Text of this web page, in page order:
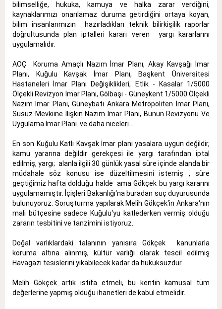
bilimselliğe, hukuka, kamuya ve halka zarar verdiğini,
kaynaklarımızı onarılamaz duruma getirdiğini ortaya koyan,
bilim insanlarımızın hazırladıkları teknik bilirkişilik raporlar
doğrultusunda plan iptalleri kararı veren yargı kararlarını
uygulamalıdır.
AOÇ Koruma Amaçlı Nazım İmar Planı, Akay Kavşağı İmar
Planı, Kuğulu Kavşak İmar Planı, Başkent Üniversitesi
Hastaneleri İmar Planı Değişiklikleri, Etlik - Kasalar 1/5000
Ölçekli Revizyon İmar Planı, Gölbaşı - Güneykent 1/5000 Ölçekli
Nazım İmar Planı, Güneybatı Ankara Metropoliten İmar Planı,
Susuz Mevkiine İlişkin Nazım İmar Planı, Bunun Revizyonu Ve
Uygulama İmar Planı ve daha niceleri...
En son Kuğulu Katlı Kavşak İmar planı yasalara uygun değildir,
kamu yararına değildir gerekçesi ile yargı tarafından iptal
edilmiş, yargı; alanla ilgili 30 günlük yasal süre içinde alanda bir
müdahale söz konusu ise düzeltilmesini istemiş , süre
geçtiğimiz hafta dolduğu halde ama Gökçek bu yargı kararını
uygulamamıştır. İçişleri Bakanlığı‘na buradan suç duyurusunda
bulunuyoruz. Soruşturma yapılarak Melih Gökçek‘in Ankara‘nın
mali bütçesine sadece Kuğulu‘yu katlederken vermiş olduğu
zararın tesbitini ve tanzimini istiyoruz..
Doğal varlıklardaki talanının yanısıra Gökçek kanunlarla
koruma altına alınmış, kültür varlığı olarak tescil edilmiş
Havagazı tesislerini yıkabilecek kadar da hukuksuzdur.
Melih Gökçek artık istifa etmeli, bu kentin kamusal tüm
değerlerine yapmış olduğu ihanetleri de kabul etmelidir.